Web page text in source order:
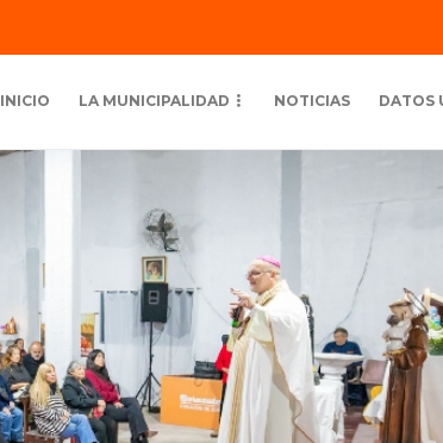
INICIO LA MUNICIPALIDAD NOTICIAS DATOS